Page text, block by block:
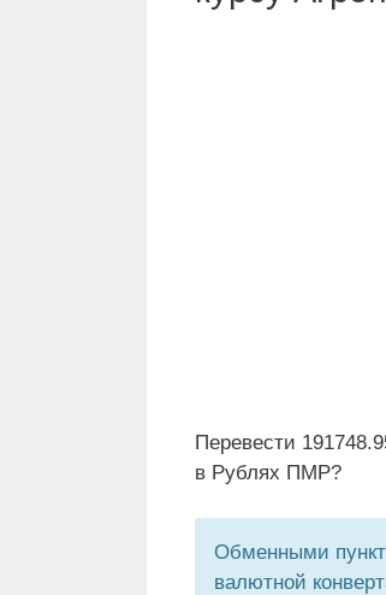
Перевести
в Рублях ПМР?
Обменными
валютной